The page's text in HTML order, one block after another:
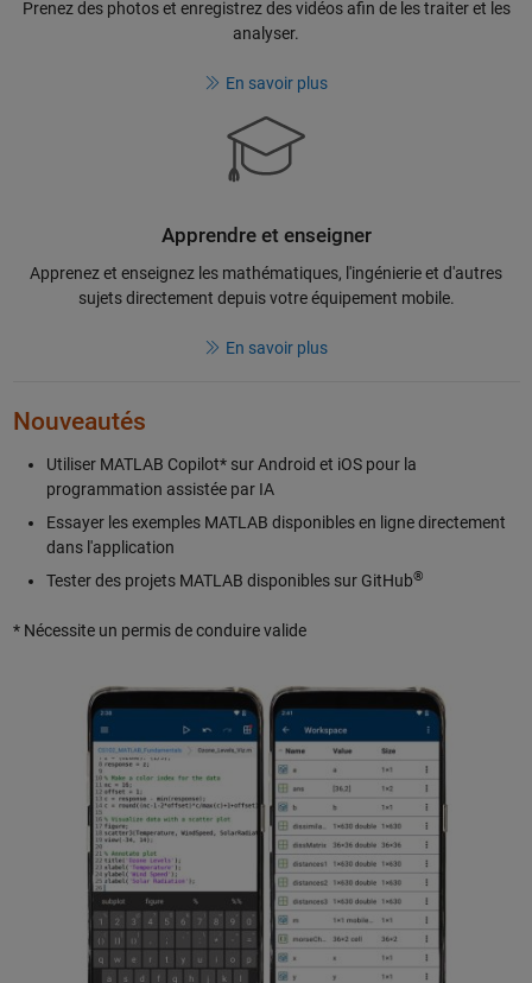
Prenez des photos et enregistrez des vidéos afin de les traiter et les
analyser.
En savoir plus
Apprendre et enseigner
Apprenez et enseignez les mathématiques, l'ingénierie et d'autres
sujets directement depuis votre équipement mobile.
En savoir plus
Nouveautés
Utiliser MATLAB Copilot* sur Android et iOS pour la
programmation assistée par IA
Essayer les exemples MATLAB disponibles en ligne directement
dans l'application
Tester des projets MATLAB disponibles sur GitHub®
* Nécessite un permis de conduire valide